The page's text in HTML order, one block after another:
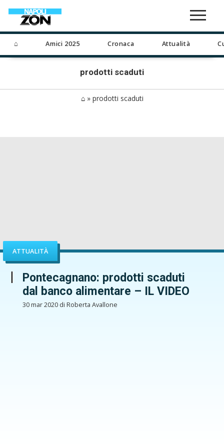
⌂ Amici 2025 Cronaca Attualità
prodotti scaduti
⌂» prodotti scaduti
ATTUALITÀ
Pontecagnano: prodotti scaduti
dal banco alimentare – IL VIDEO
30 mar 2020 di Roberta Avallone